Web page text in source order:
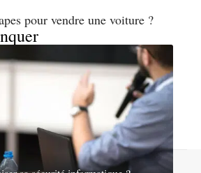
pour vendre une voiture ?
Mentions légales Sitemap